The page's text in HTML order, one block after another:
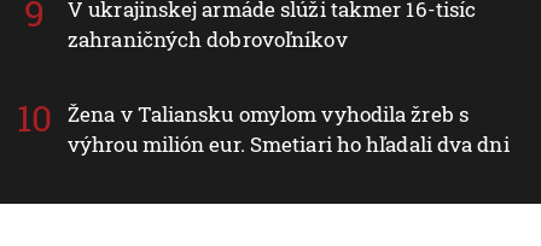
V ukrajinskej armáde slúži takmer 16-tisíc
zahraničných dobrovoľníkov
Žena v Taliansku omylom vyhodila žreb s
výhrou milión eur. Smetiari ho hľadali dva dni